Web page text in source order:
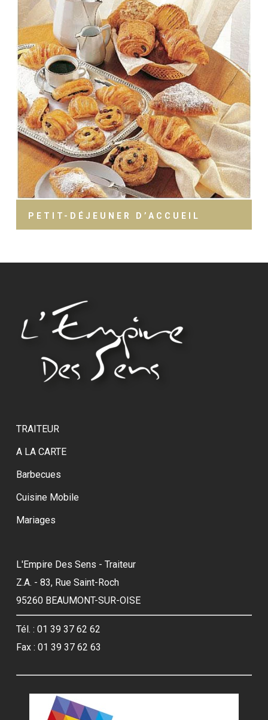
PETIT-DÉJEUNER D’ACCUEIL
TRAITEUR
A LA CARTE
Barbecues
Cuisine Mobile
Mariages
L'Empire Des Sens - Traiteur
Z.A. - 83, Rue Saint-Roch
95260 BEAUMONT-SUR-OISE
Tél. : 01 39 37 62 62
Fax : 01 39 37 62 63